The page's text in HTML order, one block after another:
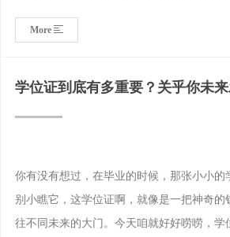
More
学位证到底有多重要？关乎你未
一定要知道
你有没有想过，在毕业的时候，那张小小的
别小瞧它，这学位证啊，就像是一把神奇的
往不同未来的大门。今天咱就好好唠唠，学